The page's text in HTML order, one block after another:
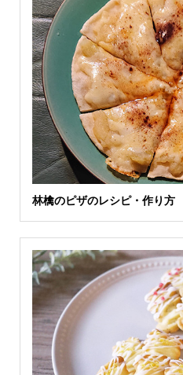
林檎のピザのレシピ・作り方